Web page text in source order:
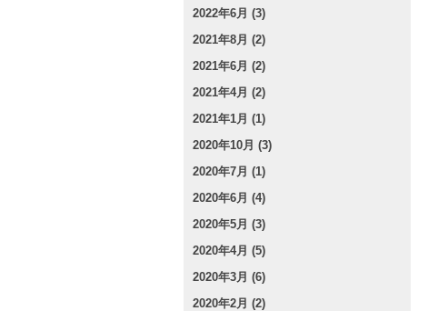
2022年6月 (3)
2021年8月 (2)
2021年6月 (2)
2021年4月 (2)
2021年1月 (1)
2020年10月 (3)
2020年7月 (1)
2020年6月 (4)
2020年5月 (3)
2020年4月 (5)
2020年3月 (6)
2020年2月 (2)